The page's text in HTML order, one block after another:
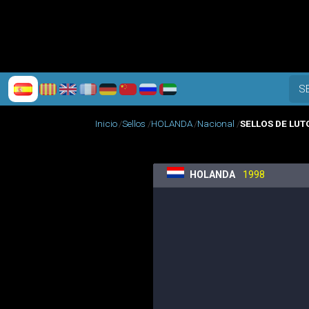
Inicio Sellos HOLANDA Nacional SELLOS DE
HOLANDA 1998